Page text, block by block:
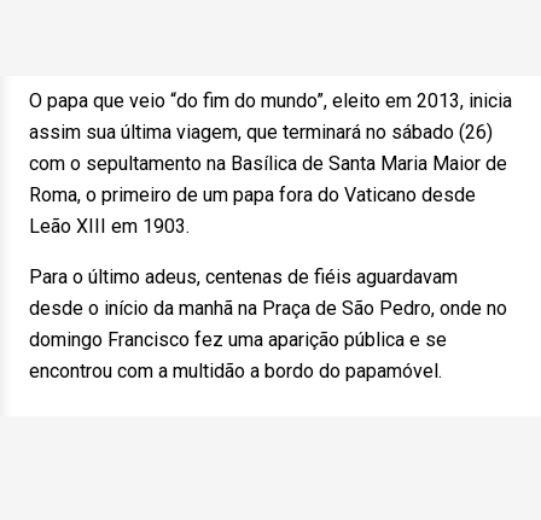
O papa que veio “do fim do mundo”, eleito em 2013, inicia
assim sua última viagem, que terminará no sábado (26)
com o sepultamento na Basílica de Santa Maria Maior de
Roma, o primeiro de um papa fora do Vaticano desde
Leão XIII em 1903.
Para o último adeus, centenas de fiéis aguardavam
desde o início da manhã na Praça de São Pedro, onde no
domingo Francisco fez uma aparição pública e se
encontrou com a multidão a bordo do papamóvel.